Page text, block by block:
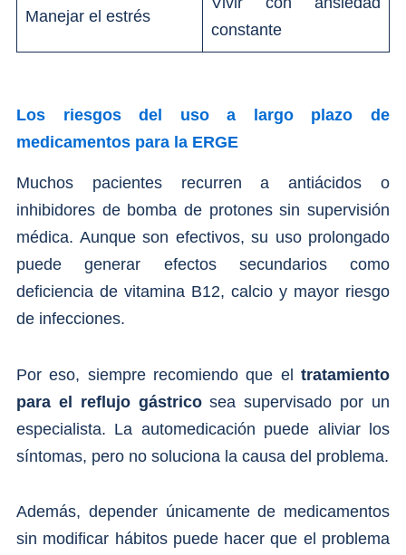
Manejar el estrés
constante
Los riesgos del uso a largo plazo de
medicamentos para la ERGE
Muchos pacientes recurren a antiácidos o
inhibidores de bomba de protones sin supervisión
médica. Aunque son efectivos, su uso prolongado
puede generar efectos secundarios como
deficiencia de vitamina B12, calcio y mayor riesgo
de infecciones.
Por eso, siempre recomiendo que el tratamiento
para el reflujo gástricosea supervisado por un
especialista. La automedicación puede aliviar los
síntomas, pero no soluciona la causa del problema.
Además, depender únicamente de medicamentos
sin modificar hábitos puede hacer que el problema